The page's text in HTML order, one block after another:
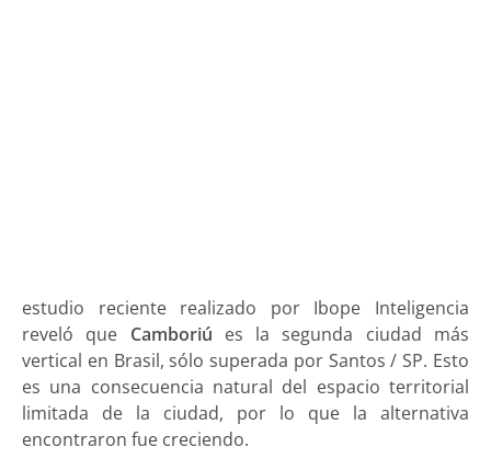
estudio reciente realizado por Ibope Inteligencia
reveló que Camboriú es la segunda ciudad más
vertical en Brasil, sólo superada por Santos / SP. Esto
es una consecuencia natural del espacio territorial
limitada de la ciudad, por lo que la alternativa
encontraron fue creciendo.